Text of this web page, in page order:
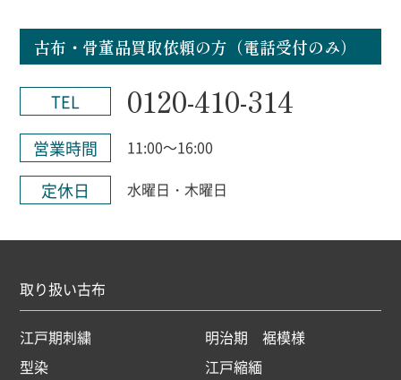
古布・骨董品買取依頼の方（電話受付のみ）
TEL 0120-410-314
営業時間 11:00～16:00
定休日 水曜日・木曜日
取り扱い古布
江戸期刺繍
明治期 裾模様
型染
江戸縮緬